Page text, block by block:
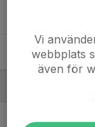
Sam
William
Björn
Vi
webbplats
även för